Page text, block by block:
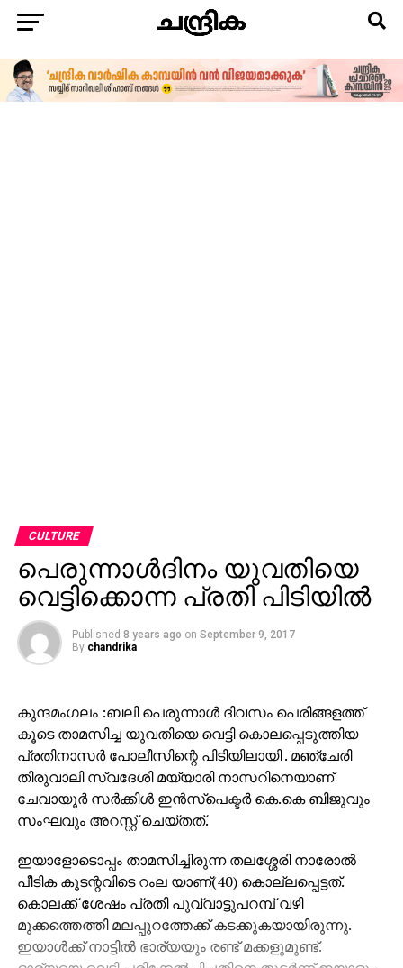
CULTURE
പെരുന്നാള്‍ദിനം യുവതിയെ
വെട്ടിക്കൊന്ന പ്രതി പിടിയില്‍
Published 8 years ago on September 9, 2017
By chandrika
കുന്ദമംഗലം :ബലി പെരുന്നാള്‍ ദിവസം പെരിങ്ങളത്ത്
കൂടെ താമസിച്ച യുവതിയെ വെട്ടി കൊലപ്പെടുത്തിയ
പ്രതിനാസര്‍ പോലീസിന്റെ പിടിയിലായി . മഞ്ചേരി
തിരുവാലി സ്വദേശി മയ്യാരി നാസറിനെയാണ്
ചേവായൂര്‍ സര്‍ക്കിള്‍ ഇന്‍സ്‌പെക്ടര്‍ കെ.കെ ബിജുവും
സംഘവും അറസ്റ്റ് ചെയ്തത്.
ഇയാളോടൊപ്പം താമസിച്ചിരുന്ന തലശ്ശേരി നാരോല്‍
പീടിക കൂടന്റവിടെ റംല യാണ്(40) കൊല്ലപ്പെട്ടത്.
കൊലക്ക് ശേഷം പ്രതി പുവ്വാട്ടുപറമ്പ് വഴി
മുക്കത്തെത്തി മലപ്പുറത്തേക്ക് കടക്കുകയായിരുന്നു.
ഇയാള്‍ക്ക് നാട്ടില്‍ ഭാര്യയും രണ്ട് മക്കളുമുണ്ട്.